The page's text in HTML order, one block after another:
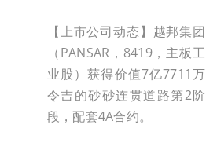
【上市公司动态】越邦集团
（PANSAR，8419，主板工
业股）获得价值7亿7711万
令吉的砂砂连贯道路第2阶
段，配套4A合约。